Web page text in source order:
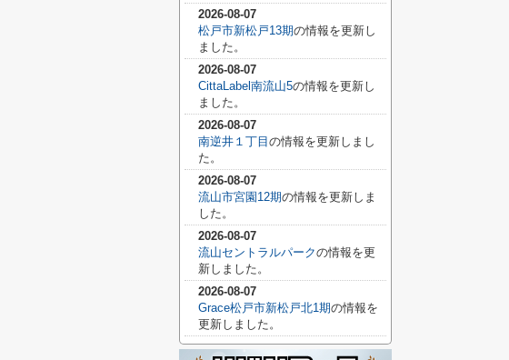
2026-08-07
松戸市新松戸13期の情報を更新し
ました。
2026-08-07
CittaLabel南流山5の情報を更新し
ました。
2026-08-07
南逆井１丁目 の情報を更新しまし
た。
2026-08-07
流山市宮園12期の情報を更新しま
した。
2026-08-07
流山セントラルパークの情報を更
新しました。
2026-08-07
Grace松戸市新松戸北1期の情報を
更新しました。